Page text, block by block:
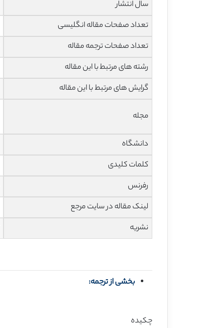
سال انتشار
تعداد صفحات مقاله انگلیسی
تعداد صفحات ترجمه مقاله
رشته های مرتبط با این مقاله
گرایش های مرتبط با این مقاله
مجله
دانشگاه
کلمات کلیدی
رفرنس
لینک مقاله در سایت مرجع
نشریه
بخشی از ترجمه:
چکیده